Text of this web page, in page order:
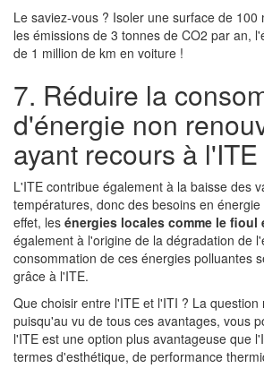
Le saviez-vous ? Isoler une surface de 100
les émissions de 3 tonnes de CO2 par an,
de 1 million de km en voiture !
7. Réduire la
d'énergie non
ayant recours à l'ITE
L'ITE contribue également à la baisse des
températures, donc des besoins en
effet, les énergies locales comme le fioul
également à l'origine de la dégradation de
consommation de ces énergies polluantes
grâce à l'ITE.
Que choisir entre l'ITE et l'ITI ? La question
puisqu'au vu de tous ces avantages, vous
l'ITE est une option plus avantageuse que
termes d'esthétique, de performance